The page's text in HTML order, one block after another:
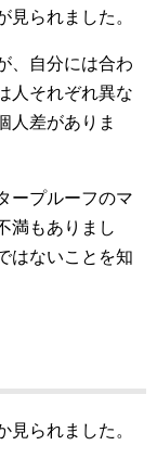
られました。
、自分には合わ
人それぞれ異な
人差がありま
ープルーフのマ
満もありまし
はないことを知
見られました。